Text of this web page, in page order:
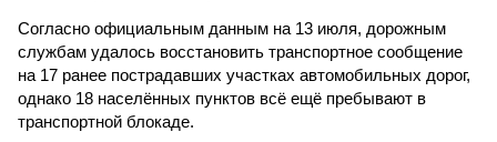
Согласно официальным данным на 13 июля, дорожным
службам удалось восстановить транспортное сообщение
на 17 ранее пострадавших участках автомобильных дорог,
однако 18 населённых пунктов всё ещё пребывают в
транспортной блокаде.